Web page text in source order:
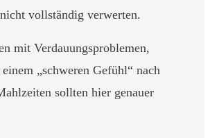
vollständig verwerten.
mit Verdauungsproblemen,
„schweren Gefühl“ nach
sollten hier genauer